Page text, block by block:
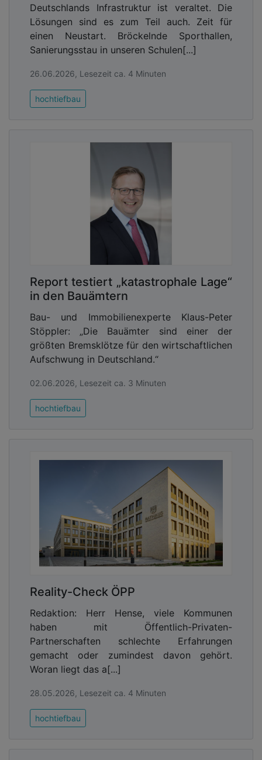
Deutschlands Infrastruktur ist veraltet. Die
Lösungen sind es zum Teil auch. Zeit für
einen Neustart. Bröckelnde Sporthallen,
Sanierungsstau in unseren Schulen[...]
26.06.2026, Lesezeit ca. 4 Minuten
hochtiefbau
Report testiert „katastrophale Lage“
in den Bauämtern
Bau- und Immobilienexperte Klaus-Peter
Stöppler: „Die Bauämter sind einer der
größten Bremsklötze für den wirtschaftlichen
Aufschwung in Deutschland.“
02.06.2026, Lesezeit ca. 3 Minuten
hochtiefbau
Reality-Check ÖPP
Redaktion: Herr Hense, viele Kommunen
haben mit Öffentlich-Privaten-
Partnerschaften schlechte Erfahrungen
gemacht oder zumindest davon gehört.
Woran liegt das a[...]
28.05.2026, Lesezeit ca. 4 Minuten
hochtiefbau